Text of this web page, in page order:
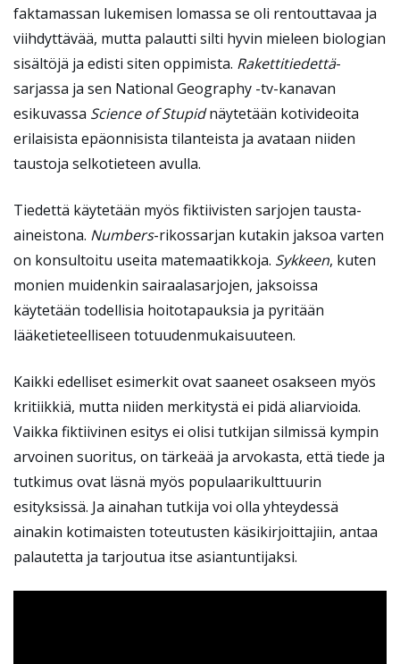
faktamassan lukemisen lomassa se oli rentouttavaa ja
viihdyttävää, mutta palautti silti hyvin mieleen biologian
sisältöjä ja edisti siten oppimista. Rakettitiedettä-
sarjassa ja sen National Geography -tv-kanavan
esikuvassa Science of Stupidnäytetään kotivideoita
erilaisista epäonnisista tilanteista ja avataan niiden
taustoja selkotieteen avulla.
Tiedettä käytetään myös fiktiivisten sarjojen tausta-
aineistona. Numbers-rikossarjan kutakin jaksoa varten
on konsultoitu useita matemaatikkoja. Sykkeen, kuten
monien muidenkin sairaalasarjojen, jaksoissa
käytetään todellisia hoitotapauksia ja pyritään
lääketieteelliseen totuudenmukaisuuteen.
Kaikki edelliset esimerkit ovat saaneet osakseen myös
kritiikkiä, mutta niiden merkitystä ei pidä aliarvioida.
Vaikka fiktiivinen esitys ei olisi tutkijan silmissä kympin
arvoinen suoritus, on tärkeää ja arvokasta, että tiede ja
tutkimus ovat läsnä myös populaarikulttuurin
esityksissä. Ja ainahan tutkija voi olla yhteydessä
ainakin kotimaisten toteutusten käsikirjoittajiin, antaa
palautetta ja tarjoutua itse asiantuntijaksi.